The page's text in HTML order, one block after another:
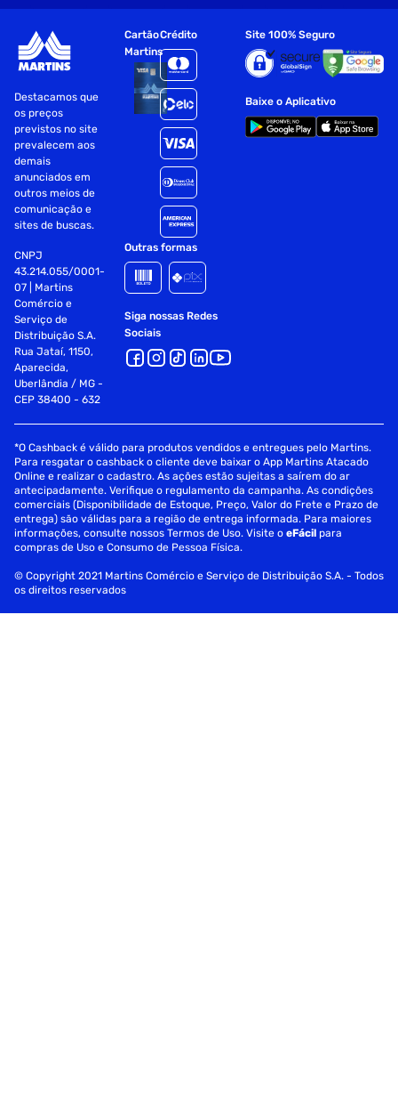
Destacamos que
os preços
previstos no site
prevalecem aos
demais
anunciados em
outros meios de
comunicação e
sites de buscas.
CNPJ
43.214.055/0001-
07 | Martins
Comércio e
Serviço de
Distribuição S.A.
Rua Jataí, 1150,
Aparecida,
Uberlândia / MG -
CEP 38400 - 632
Cartão
Martins
Crédito
Outras formas
Siga nossas Redes
Sociais
Site 100% Seguro
Baixe o Aplicativo
*O Cashback é válido para produtos vendidos e entregues pelo Martins.
Para resgatar o cashback o cliente deve baixar o App Martins Atacado
Online e realizar o cadastro. As ações estão sujeitas a saírem do ar
antecipadamente. Verifique o regulamento da campanha. As condições
comerciais (Disponibilidade de Estoque, Preço, Valor do Frete e Prazo de
entrega) são válidas para a região de entrega informada. Para maiores
informações, consulte nossos Termos de Uso. Visite oeFácil para
compras de Uso e Consumo de Pessoa Física.
© Copyright 2021 Martins Comércio e Serviço de Distribuição S.A. - Todos
os direitos reservados